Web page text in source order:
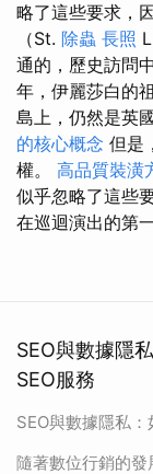
略了這些要求，
（St. 除蟲 長照
通的，歷史訪問
年，伊麗莎白的
島上，仍然是英
的核心概念 但是
權。 高品質裝潢
似乎忽略了這些
在巡迴演出的第
SEO與數據隱
SEO服務
SEO與數據隱私
隨著數位行銷的